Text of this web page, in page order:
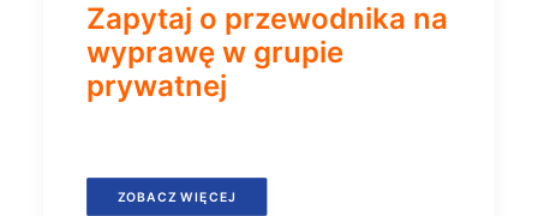
Zapytaj o przewodnika na
wyprawę w grupie
prywatnej
ZOBACZ WIĘCEJ